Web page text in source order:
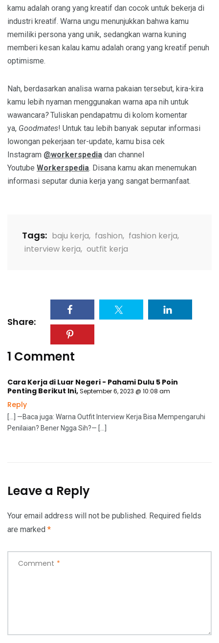
kamu adalah orang yang kreatif dan cocok untuk bekerja di
industri kreatif. Warna ungu menunjukkan bahwa kamu
memiliki persona yang unik, sedangkan warna kuning
memberi kesan kalau kamu adalah orang yang kreatif penuh
optimisme.
Nah, berdasarkan analisa warna pakaian tersebut, kira-kira
kamu lebih nyaman menggunakan warna apa nih untuk
wawancara?Tuliskan pendapatmu di kolom komentar
ya, Goodmates! Untuk tau lebih banyak seputar informasi
lowongan pekerjaan ter-update, kamu bisa cek
Instagram @workerspedia dan channel
Youtube Workerspedia. Disana kamu akan menemukan
informasi seputar dunia kerja yang sangat bermanfaat.
Tags: baju kerja, fashion, fashion kerja,
interview kerja, outfit kerja
Share:
1 Comment
Cara Kerja di Luar Negeri - Pahami Dulu 5 Poin
Penting Berikut Ini,September 6, 2023 @ 10:08 am
Reply
[…] —Baca juga: Warna Outfit Interview Kerja Bisa Mempengaruhi
Penilaian? Bener Ngga Sih?— […]
Leave a Reply
Your email address will not be published. Required fields
are marked *
Comment *